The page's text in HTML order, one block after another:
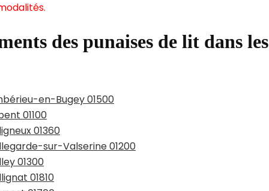
des punaises de lit dans les
en-Bugey 01500
01100
01360
sur-Valserine 01200
01300
01810